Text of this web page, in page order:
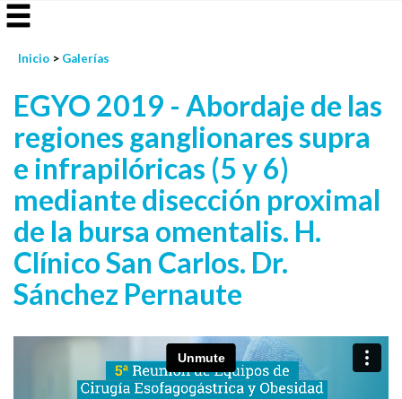
Inicio > Galerías
EGYO 2019 - Abordaje de las
regiones ganglionares supra
e infrapilóricas (5 y 6)
mediante disección proximal
de la bursa omentalis. H.
Clínico San Carlos. Dr.
Sánchez Pernaute